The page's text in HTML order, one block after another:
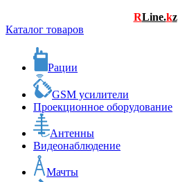
RLine.kz
Каталог товаров
Рации
GSM усилители
Проекционное оборудование
Антенны
Видеонаблюдение
Мачты